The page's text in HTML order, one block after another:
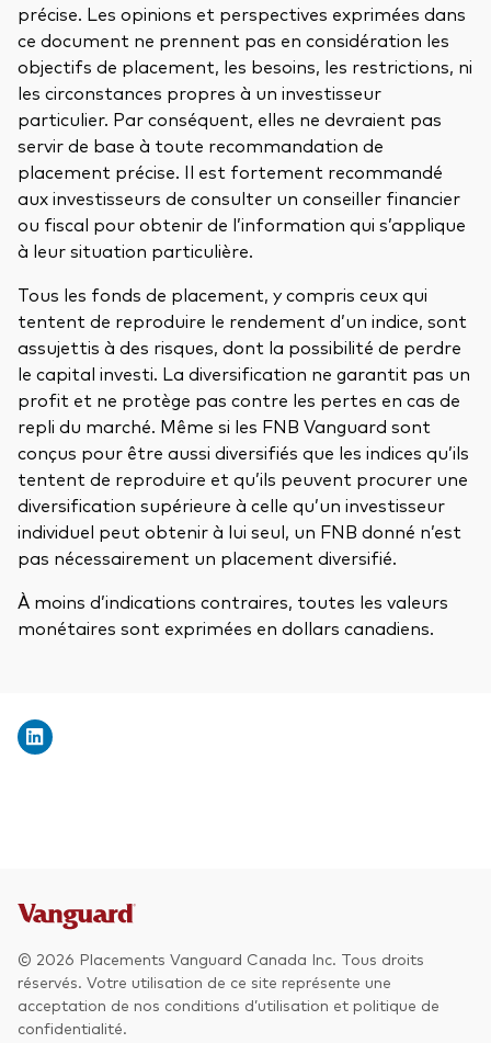
précise. Les opinions et perspectives exprimées dans
ce document ne prennent pas en considération les
objectifs de placement, les besoins, les restrictions, ni
les circonstances propres à un investisseur
particulier. Par conséquent, elles ne devraient pas
servir de base à toute recommandation de
placement précise. Il est fortement recommandé
aux investisseurs de consulter un conseiller financier
ou fiscal pour obtenir de l’information qui s’applique
à leur situation particulière.
Tous les fonds de placement, y compris ceux qui
tentent de reproduire le rendement d’un indice, sont
assujettis à des risques, dont la possibilité de perdre
le capital investi. La diversification ne garantit pas un
profit et ne protège pas contre les pertes en cas de
repli du marché. Même si les FNB Vanguard sont
conçus pour être aussi diversifiés que les indices qu’ils
tentent de reproduire et qu’ils peuvent procurer une
diversification supérieure à celle qu’un investisseur
individuel peut obtenir à lui seul, un FNB donné n’est
pas nécessairement un placement diversifié.
À moins d’indications contraires, toutes les valeurs
monétaires sont exprimées en dollars canadiens.
© 2026 Placements Vanguard Canada Inc. Tous droits
réservés. Votre utilisation de ce site représente une
acceptation de nos conditions d’utilisation et politique de
confidentialité.